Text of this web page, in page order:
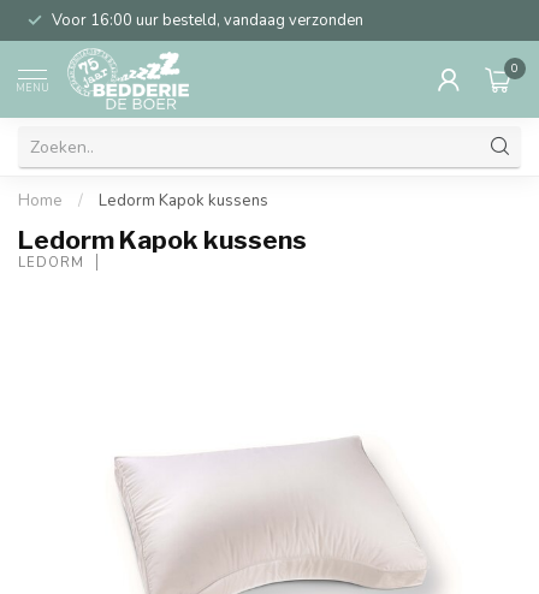
Voor 16:00 uur besteld, vandaag verzonden
MENU
0
Home / Ledorm Kapok kussens
Ledorm Kapok kussens
LEDORM